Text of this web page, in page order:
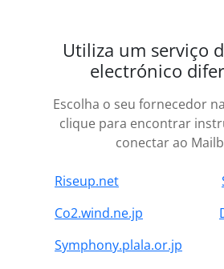
Utiliza um serviço
electrónico
Escolha o seu fornecedor
clique para encontrar
conectar ao
Riseup.net
Co2.wind.ne.jp
Symphony.plala.or.jp